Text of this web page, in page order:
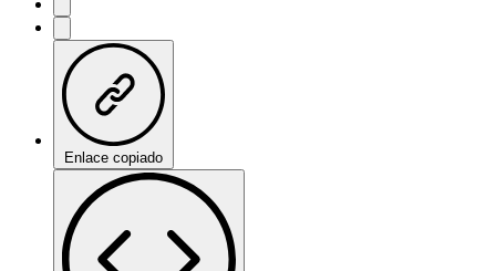
Enlace copiado